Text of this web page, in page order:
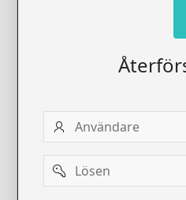
Användare
Password